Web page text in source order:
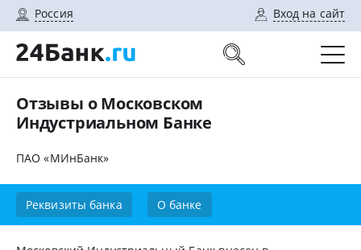
Россия Вход на сайт
Отзывы о Московском
Индустриальном Банке
ПАО «МИнБанк»
Реквизиты банка О банке